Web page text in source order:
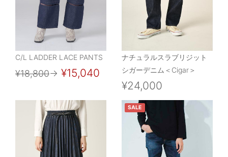
C/L LADDER LACE PANTS
¥18,800→ ¥15,040
ナチュラルスラブリジット
シガーデニム＜Cigar＞
¥24,000
SALE